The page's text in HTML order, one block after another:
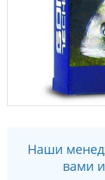
Наши
вами